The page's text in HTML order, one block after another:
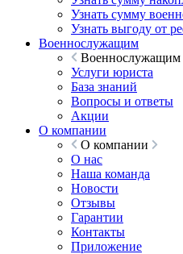
Узнать сумму
Узнать выгоду от
Военнослужащим
Военнослужащим
Услуги юриста
База знаний
Вопросы и ответы
Акции
О компании
О компании
О нас
Наша команда
Новости
Отзывы
Гарантии
Контакты
Приложение